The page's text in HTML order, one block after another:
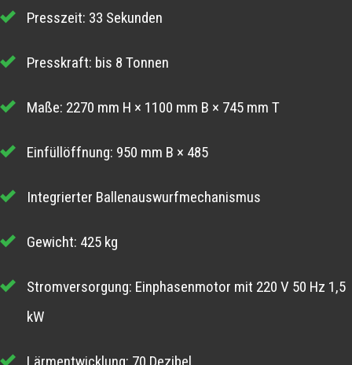
Presszeit: 33 Sekunden
Presskraft: bis 8 Tonnen
Maße: 2270 mm H × 1100 mm B × 745 mm T
Einfüllöffnung: 950 mm B × 485
Integrierter Ballenauswurfmechanismus
Gewicht: 425 kg
Stromversorgung: Einphasenmotor mit 220 V 50 Hz 1,5
kW